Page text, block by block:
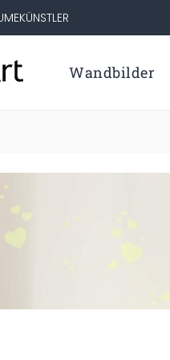
KÜNSTLER
Wandbilder